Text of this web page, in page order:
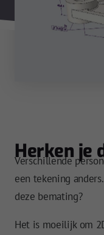
Herken je
Verschillende
een tekening
deze bemating?
Het is moeilijk om